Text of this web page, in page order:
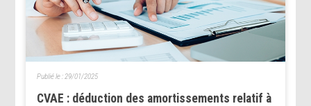
CVAE : déduction des amortissements relatif à
Publié le : 29/01/2025